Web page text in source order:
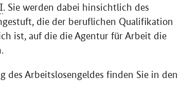
. Sie werden dabei hinsichtlich des
die der beruflichen Qualifikation
ist, auf die die Agentur für Arbeit die
Arbeitslosengeldes finden Sie in den